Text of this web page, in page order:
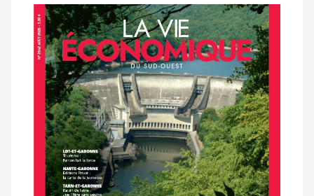
aux
abonnés
Notre
dernier
magazine